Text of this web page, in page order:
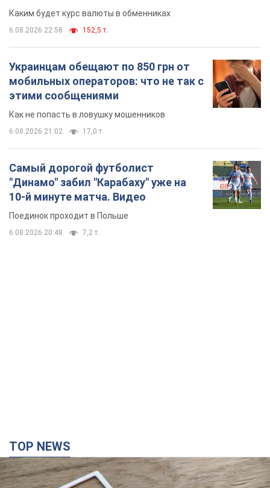
Каким будет курс валюты в обменниках
6.08.2026 22:58 152,5 т.
Украинцам обещают по 850 грн от
мобильных операторов: что не так с
этими сообщениями
Как не попасть в ловушку мошенников
6.08.2026 21:02 17,0 т.
Самый дорогой футболист
"Динамо" забил "Карабаху" уже на
10-й минуте матча. Видео
Поединок проходит в Польше
6.08.2026 20:48 7,2 т.
TOP NEWS